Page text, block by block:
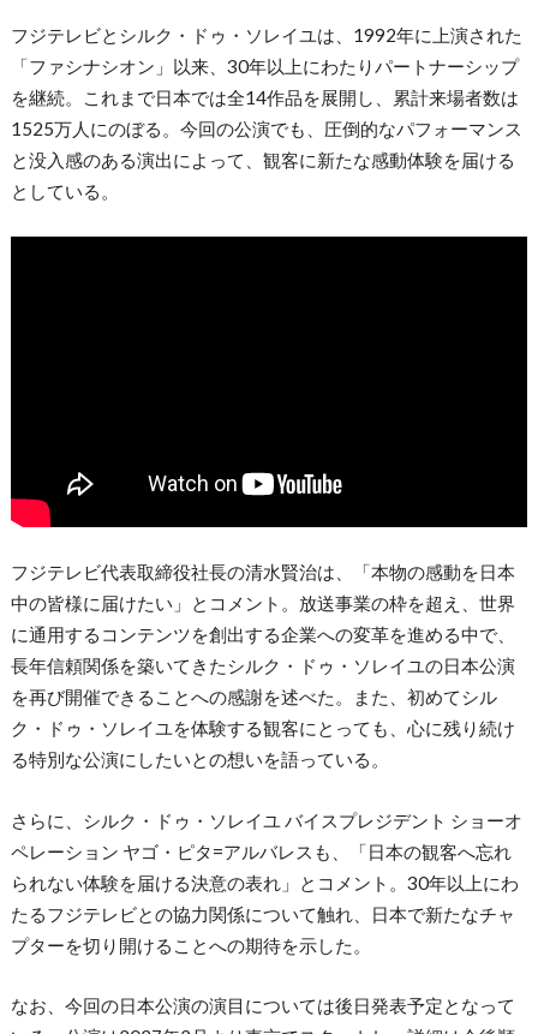
フジテレビとシルク・ドゥ・ソレイユは、1992年に上演された
「ファシナシオン」以来、30年以上にわたりパートナーシップ
を継続。これまで日本では全14作品を展開し、累計来場者数は
1525万人にのぼる。今回の公演でも、圧倒的なパフォーマンス
と没入感のある演出によって、観客に新たな感動体験を届ける
としている。
フジテレビ代表取締役社長の清水賢治は、「本物の感動を日本
中の皆様に届けたい」とコメント。放送事業の枠を超え、世界
に通用するコンテンツを創出する企業への変革を進める中で、
長年信頼関係を築いてきたシルク・ドゥ・ソレイユの日本公演
を再び開催できることへの感謝を述べた。また、初めてシル
ク・ドゥ・ソレイユを体験する観客にとっても、心に残り続け
る特別な公演にしたいとの想いを語っている。
さらに、シルク・ドゥ・ソレイユ バイスプレジデント ショーオ
ペレーション ヤゴ・ピタ=アルバレス も、「日本の観客へ忘れ
られない体験を届ける決意の表れ」とコメント。30年以上にわ
たるフジテレビとの協力関係について触れ、日本で新たなチャ
プターを切り開けることへの期待を示した。
なお、今回の日本公演の演目については後日発表予定となって